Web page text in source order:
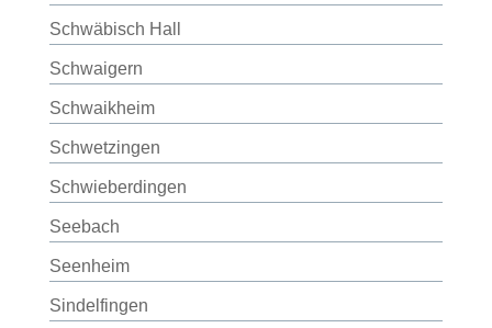
Schwäbisch Hall
Schwaigern
Schwaikheim
Schwetzingen
Schwieberdingen
Seebach
Seenheim
Sindelfingen